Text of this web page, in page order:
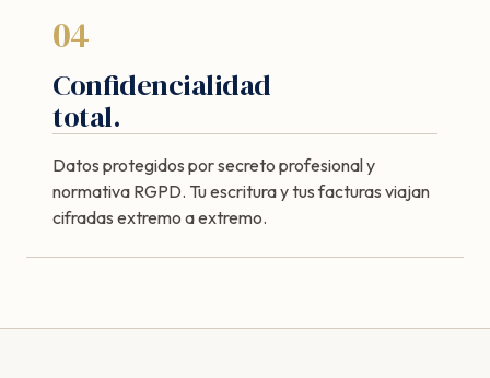
04
Confidencialidad
total.
Datos protegidos por secreto profesional y
normativa RGPD. Tu escritura y tus facturas viajan
cifradas extremo a extremo.